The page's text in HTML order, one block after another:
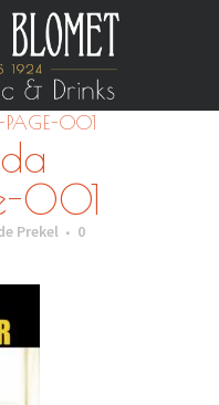
PAGE-001
001
Prekel
0